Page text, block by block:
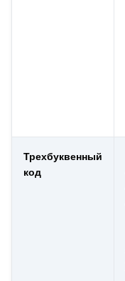
Трехбуквенный
код